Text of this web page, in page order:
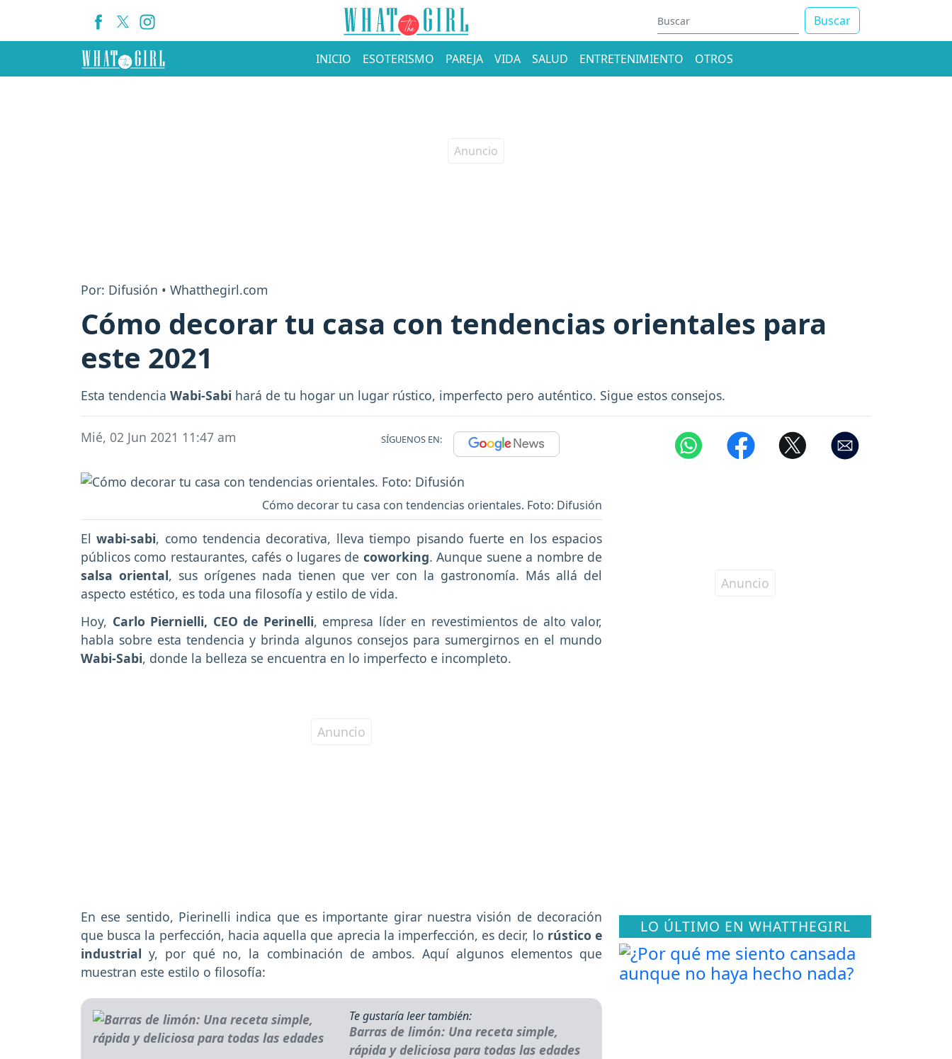
Buscar
INICIO ESOTERISMO PAREJA VIDA SALUD ENTRETENIMIENTO OTROS
Por: Difusión • Whatthegirl.com
Cómo decorar tu casa con tendencias orientales para
este 2021
Esta tendencia Wabi-Sabi hará de tu hogar un lugar rústico, imperfecto pero auténtico. Sigue estos consejos.
Mié, 02 Jun 2021 11:47 am SÍGUENOS EN:
Cómo decorar tu casa con tendencias orientales. Foto: Difusión
Elwabi-sabi, como tendencia decorativa, lleva tiempo pisando fuerte en los espacios
públicos como restaurantes, cafés o lugares de coworking. Aunque suene a nombre de
salsa oriental, sus orígenes nada tienen que ver con la gastronomía. Más allá del
aspecto estético, es toda una filosofía y estilo de vida.
Hoy, Carlo Piernielli, CEO de Perinelli, empresa líder en revestimientos de alto valor,
habla sobre esta tendencia y brinda algunos consejos para sumergirnos en el mundo
Wabi-Sabi, donde la belleza se encuentra en lo imperfecto e incompleto.
En ese sentido, Pierinelli indica que es importante girar nuestra visión de decoración
que busca la perfección, hacia aquella que aprecia la imperfección, es decir, lo rústico e
industrialy, por qué no, la combinación de ambos. Aquí algunos elementos que
muestran este estilo o filosofía:
Te gustaría leer también:
Barras de limón: Una receta simple,
rápida y deliciosa para todas las edades
LO ÚLTIMO EN WHATTHEGIRL